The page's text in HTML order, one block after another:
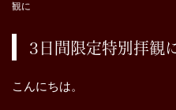
観に
3日間限定特別拝観
こんにちは。